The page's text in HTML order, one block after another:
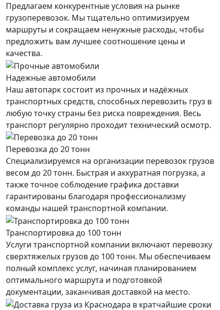
Предлагаем конкурентные условия на рынке
грузоперевозок. Мы тщательно оптимизируем
маршруты и сокращаем ненужные расходы, чтобы
предложить вам лучшее соотношение цены и
качества.
Надежные автомобили
Наш автопарк состоит из прочных и надёжных
транспортных средств, способных перевозить груз в
любую точку страны без риска повреждения. Весь
транспорт регулярно проходит технический осмотр.
Перевозка до 20 тонн
Специализируемся на организации перевозок грузов
весом до 20 тонн. Быстрая и аккуратная погрузка, а
также точное соблюдение графика доставки
гарантированы благодаря профессионализму
команды нашей транспортной компании.
Транспортировка до 100 тонн
Услуги транспортной компании включают перевозку
сверхтяжелых грузов до 100 тонн. Мы обеспечиваем
полный комплекс услуг, начиная планированием
оптимального маршрута и подготовкой
документации, заканчивая доставкой на место.